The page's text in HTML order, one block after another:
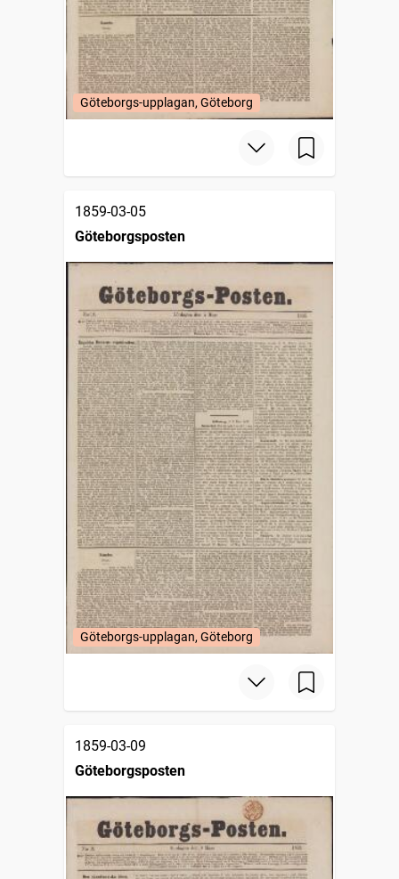
Göteborgs-upplagan, Göteborg
1859-03-05
Göteborgsposten
Göteborgs-upplagan, Göteborg
1859-03-09
Göteborgsposten